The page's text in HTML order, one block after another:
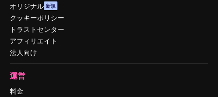
オリジナル 新規
クッキーポリシー
トラストセンター
アフィリエイト
法人向け
運営
料金